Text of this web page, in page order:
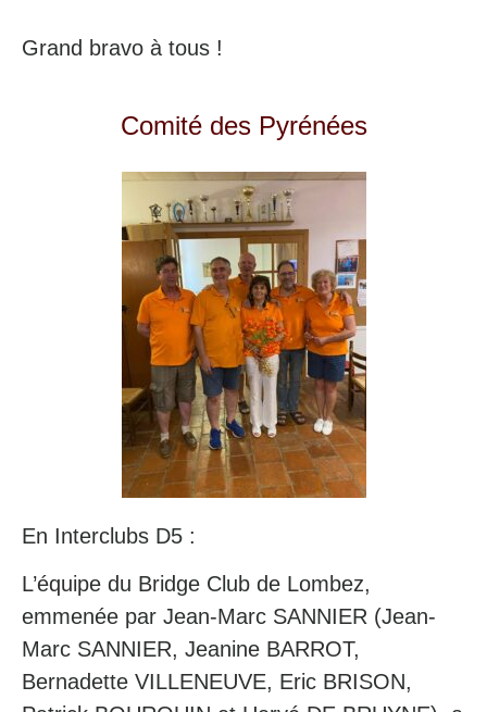
Grand bravo à tous !
Comité des Pyrénées
En Interclubs D5 :
L’équipe du Bridge Club de Lombez,
emmenée par Jean-Marc SANNIER (Jean-
Marc SANNIER, Jeanine BARROT,
Bernadette VILLENEUVE, Eric BRISON,